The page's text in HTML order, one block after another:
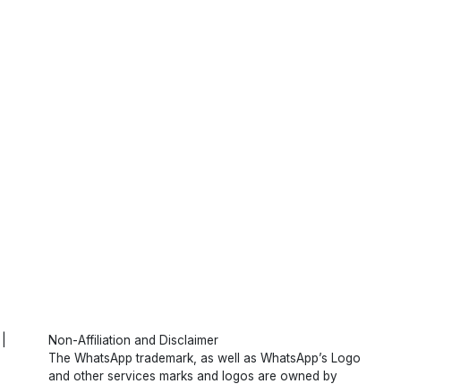
Non-Affiliation and Disclaimer
The WhatsApp trademark, as well as WhatsApp’s Logo
and other services marks and logos are owned by